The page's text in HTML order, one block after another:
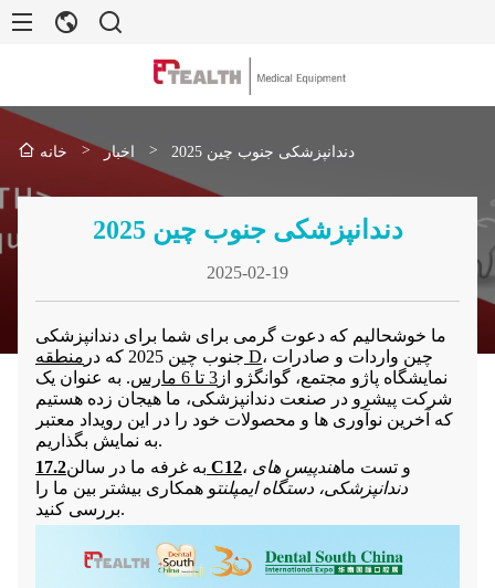
خانه > اخبار > دندانپزشکی جنوب چین 2025
دندانپزشکی جنوب چین 2025
2025-02-19
ما خوشحالیم که دعوت گرمی برای شما برای دندانپزشکی
جنوب چین 2025 که در منطقه D، چین واردات و صادرات
نمایشگاه پاژو مجتمع، گوانگژو از 3 تا 6 مارس
. به عنوان یک
شرکت پیشرو در صنعت دندانپزشکی، ما هیجان زده هستیم
که آخرین نوآوری ها و محصولات خود را در این رویداد معتبر
به نمایش بگذاریم.
به غرفه ما در سالن 17.2 C12 ، و تست ماهندپیس های
دندانپزشکی، دستگاه ایمپلنتو همکاری بیشتر بین ما را
بررسی کنید.